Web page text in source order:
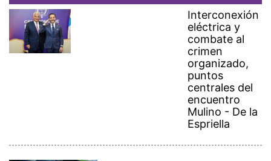
Interconexión
eléctrica y
combate al
crimen
organizado,
puntos
centrales del
encuentro
Mulino - De la
Espriella